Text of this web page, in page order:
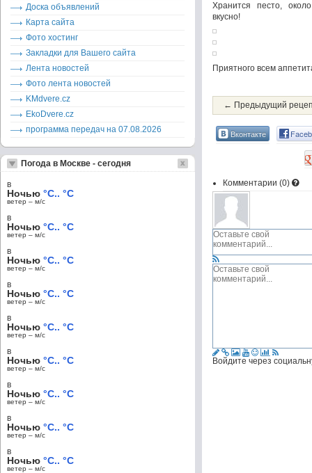
Хранится песто,
вкусно!
Приятного всем
← Предыдущий
Вконтакте
Комментарии (0)
Войдите через
Доска объявлений
Карта сайта
Фото хостинг
Закладки для Вашего сайта
Лента новостей
Фото лента новостей
KMdvere.cz
EkoDvere.cz
программа передач на 07.08.2026
Погода в Москве - сегодня
в
Ночью °C.. °C
ветер – м/c
в
Ночью °C.. °C
ветер – м/c
в
Ночью °C.. °C
ветер – м/c
в
Ночью °C.. °C
ветер – м/c
в
Ночью °C.. °C
ветер – м/c
в
Ночью °C.. °C
ветер – м/c
в
Ночью °C.. °C
ветер – м/c
в
Ночью °C.. °C
ветер – м/c
в
Ночью °C.. °C
ветер – м/c